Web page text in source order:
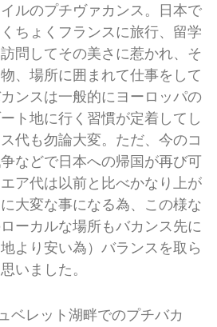
ルのプチヴァカンス。日本で
ちょくフランスに旅行、留学
問してその美さに惹かれ、そ
、場所に囲まれて仕事をして
ンスは一般的にヨーロッパの
ト地に行く習慣が定着してし
代も勿論大変。ただ、今のコ
などで日本への帰国が再び可
ア代は以前と比べかなり上が
大変な事になる為、この様な
ーカルな場所もバカンス先に
より安い為）バランスを取ら
いました。